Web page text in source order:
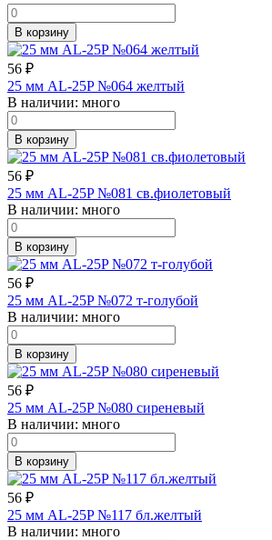
В корзину
56 ₽
25 мм AL-25P №064 желтый
В наличии: много
В корзину
56 ₽
25 мм AL-25P №081 св.фиолетовый
В наличии: много
В корзину
56 ₽
25 мм AL-25P №072 т-голубой
В наличии: много
В корзину
56 ₽
25 мм AL-25P №080 сиреневый
В наличии: много
В корзину
56 ₽
25 мм AL-25P №117 бл.желтый
В наличии: много